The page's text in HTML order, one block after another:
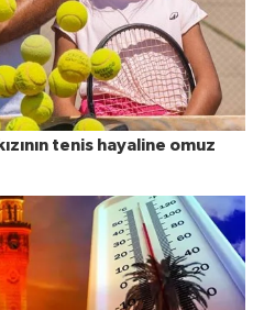
tenis hayaline omuz